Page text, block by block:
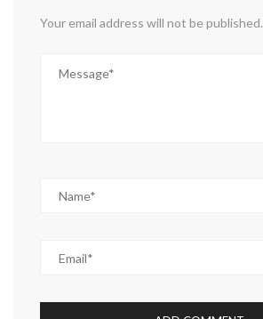
Your email address will not be published.